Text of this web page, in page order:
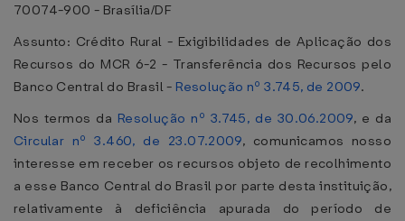
70074-900 - Brasília/DF
Assunto: Crédito Rural - Exigibilidades de Aplicação dos
Recursos do MCR 6-2 - Transferência dos Recursos pelo
Banco Central do Brasil - Resolução nº 3.745, de 2009.
Nos termos da Resolução nº 3.745, de 30.06.2009, e da
Circular nº 3.460, de 23.07.2009, comunicamos nosso
interesse em receber os recursos objeto de recolhimento
a esse Banco Central do Brasil por parte desta instituição,
relativamente à deficiência apurada do período de